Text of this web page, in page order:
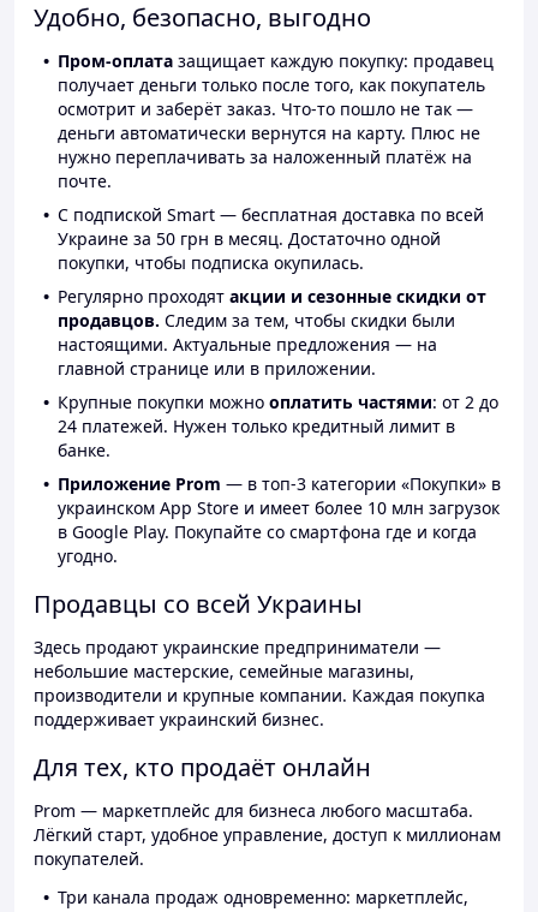
Удобно, безопасно, выгодно
Пром-оплата защищает каждую покупку: продавец
получает деньги только после того, как покупатель
осмотрит и заберёт заказ. Что-то пошло не так —
деньги автоматически вернутся на карту. Плюс не
нужно переплачивать за наложенный платёж на
почте.
С подпиской Smart — бесплатная доставка по всей
Украине за 50 грн в месяц. Достаточно одной
покупки, чтобы подписка окупилась.
Регулярно проходят акции и сезонные скидки от
продавцов. Следим за тем, чтобы скидки были
настоящими. Актуальные предложения — на
главной странице или в приложении.
Крупные покупки можно оплатить частями: от 2 до
24 платежей. Нужен только кредитный лимит в
банке.
Приложение Prom — в топ-3 категории «Покупки» в
украинском App Store и имеет более 10 млн загрузок
в Google Play. Покупайте со смартфона где и когда
угодно.
Продавцы со всей Украины
Здесь продают украинские предприниматели —
небольшие мастерские, семейные магазины,
производители и крупные компании. Каждая покупка
поддерживает украинский бизнес.
Для тех, кто продаёт онлайн
Prom — маркетплейс для бизнеса любого масштаба.
Лёгкий старт, удобное управление, доступ к миллионам
покупателей.
Три канала продаж одновременно: маркетплейс,